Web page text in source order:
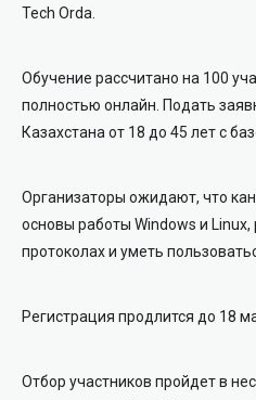
Tech Orda.
Обучение рассчитано на 100
полностью онлайн. Подать
Казахстана от 18 до 45 лет с
Организаторы ожидают, что
основы работы Windows и Linux,
протоколах и уметь
Регистрация продлится до 18
Отбор участников пройдет в